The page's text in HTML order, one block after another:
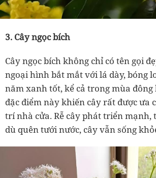
3. Cây ngọc bích
Cây ngọc bích không chỉ có tên gọi
ngoại hình bắt mắt với lá dày, bóng
năm xanh tốt, kể cả trong mùa đông
đặc điểm này khiến cây rất được ưa
trí nhà cửa. Rễ cây phát triển mạnh,
dù quên tưới nước, cây vẫn sống